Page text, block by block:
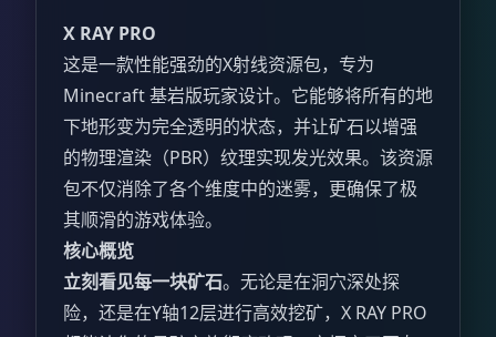
X RAY PRO
这是一款性能强劲的X射线资源包，专为
Minecraft 基岩版玩家设计。它能够将所有的地
下地形变为完全透明的状态，并让矿石以增强
的物理渲染（PBR）纹理实现发光效果。该资源
包不仅消除了各个维度中的迷雾，更确保了极
其顺滑的游戏体验。
核心概览
立刻看见每一块矿石。无论是在洞穴深处探
险，还是在Y轴12层进行高效挖矿，X RAY PRO